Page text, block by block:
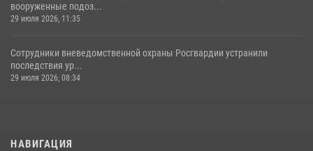
вооруженные подоз...
29 июля 2026, 11:35
Сотрудники вневедомственной охраны Росгвардии устранили
последствия ур...
29 июля 2026, 08:34
НАВИГАЦИЯ